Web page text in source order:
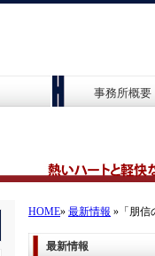
事務所概要
HOME» 最新情報 »「朋信
最新情報